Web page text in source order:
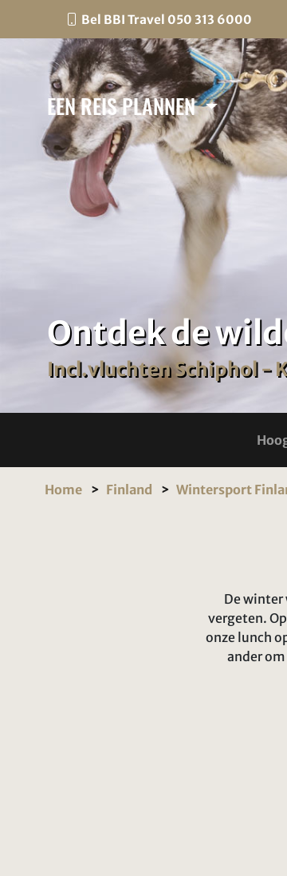
Bel BBI Travel 050 313 6000
EEN REIS PLANNEN
Ontdek de
Incl.vluchten Schiphol -
Home Finland Wintersport
De winter
vergeten.
onze lunch
ander